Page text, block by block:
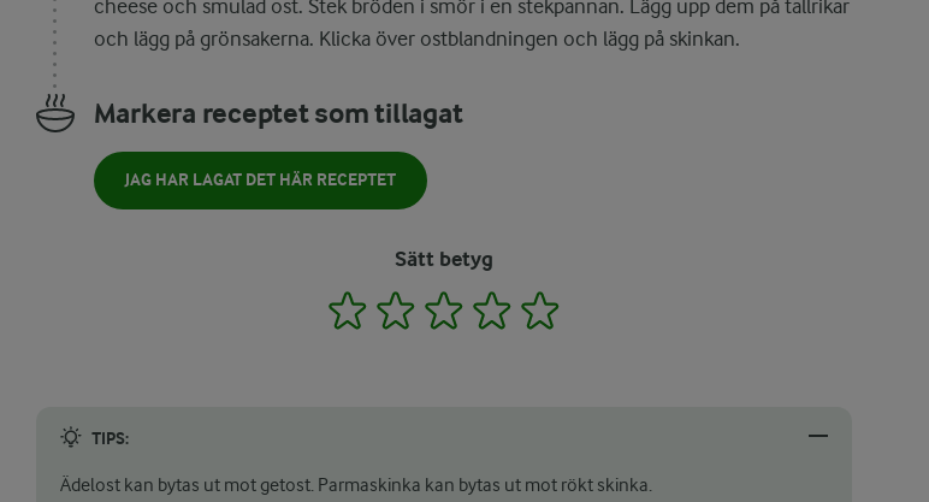
cheese och smulad ost. Stek bröden i smör i en stekpannan. Lägg upp dem på tallrikar
och lägg på grönsakerna. Klicka över ostblandningen och lägg på skinkan.
Markera receptet som tillagat
JAG HAR LAGAT DET HÄR RECEPTET
Sätt betyg
1 2 3 4
TIPS:
Ädelost kan bytas ut mot getost. Parmaskinka kan bytas ut mot rökt skinka.